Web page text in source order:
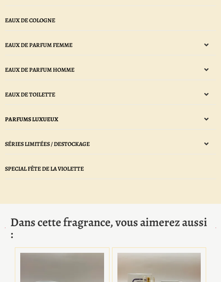
EAUX DE COLOGNE
EAUX DE PARFUM FEMME
EAUX DE PARFUM HOMME
EAUX DE TOILETTE
PARFUMS LUXUEUX
SÉRIES LIMITÉES / DESTOCKAGE
SPECIAL FÊTE DE LA VIOLETTE
Dans cette fragrance, vous aimerez aussi
: